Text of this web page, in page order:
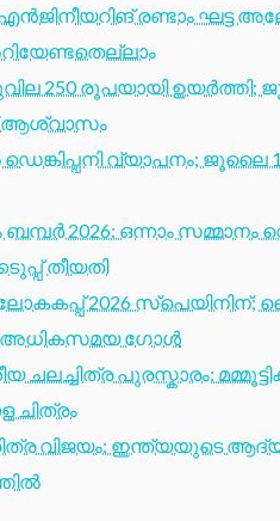
എൻജിനീയറിങ് രണ്ടാം ഘട്ട
250 രൂപയായി
ആശ്വാസം
വ്യാപനം; ജൂലൈ
2026: ഒന്നാം സമ്മാനം
തീയതി
2026 സ്പെയിനിന്;
അധികസമയ ഗോൾ
ചലച്ചിത്ര പുരസ്കാരം:
ചിത്രം
വിജയം: ഇന്ത്യയുടെ ആദ്യ